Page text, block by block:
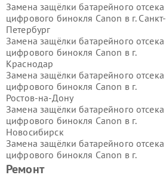
Ремонт
Замена защёлки батарейного отсека
цифрового бинокля Canon в г. Санкт-
Петербург
Замена защёлки батарейного отсека
цифрового бинокля Canon в г.
Краснодар
Замена защёлки батарейного отсека
цифрового бинокля Canon в г.
Ростов-на-Дону
Замена защёлки батарейного отсека
цифрового бинокля Canon в г.
Новосибирск
Замена защёлки батарейного отсека
цифрового бинокля Canon в г.
Екатеринбург